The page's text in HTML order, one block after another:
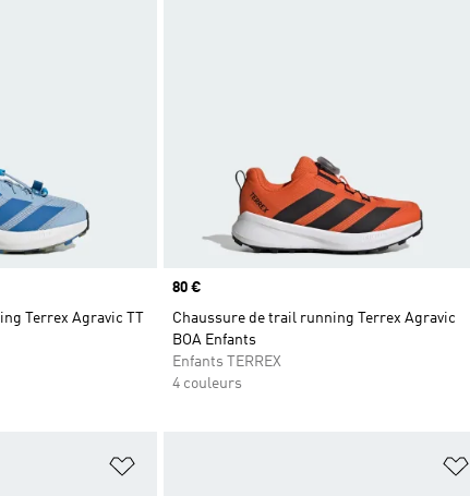
Terrex Agravic TT
Prix
80 €
Chaussure de trail running Terrex Agravic
BOA Enfants
Enfants TERREX
4 couleurs